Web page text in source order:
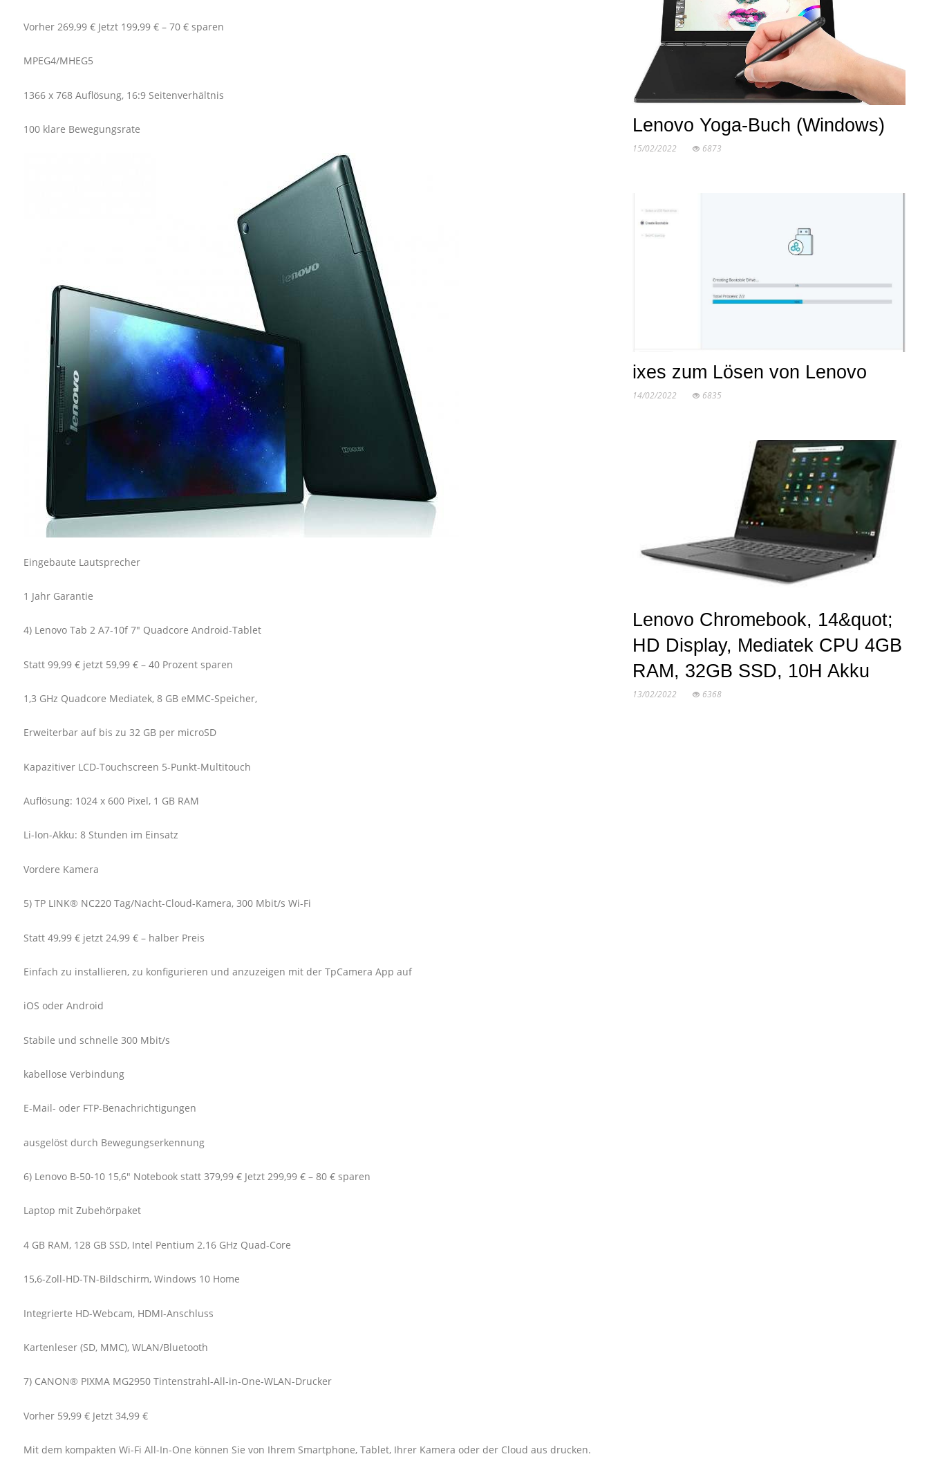
Vorher 269,99 € Jetzt 199,99 € – 70 € sparen
MPEG4/MHEG5
1366 x 768 Auflösung, 16:9 Seitenverhältnis
100 klare Bewegungsrate
Eingebaute Lautsprecher
1 Jahr Garantie
4) Lenovo Tab 2 A7-10f 7" Quadcore Android-Tablet
Statt 99,99 € jetzt 59,99 € – 40 Prozent sparen
1,3 GHz Quadcore Mediatek, 8 GB eMMC-Speicher,
Erweiterbar auf bis zu 32 GB per microSD
Kapazitiver LCD-Touchscreen 5-Punkt-Multitouch
Auflösung: 1024 x 600 Pixel, 1 GB RAM
Li-Ion-Akku: 8 Stunden im Einsatz
Vordere Kamera
5) TP LINK® NC220 Tag/Nacht-Cloud-Kamera, 300 Mbit/s Wi-Fi
Statt 49,99 € jetzt 24,99 € – halber Preis
Einfach zu installieren, zu konfigurieren und anzuzeigen mit der TpCamera App auf
iOS oder Android
Stabile und schnelle 300 Mbit/s
kabellose Verbindung
E-Mail- oder FTP-Benachrichtigungen
ausgelöst durch Bewegungserkennung
6) Lenovo B-50-10 15,6" Notebook statt 379,99 € Jetzt 299,99 € – 80 € sparen
Laptop mit Zubehörpaket
4 GB RAM, 128 GB SSD, Intel Pentium 2.16 GHz Quad-Core
15,6-Zoll-HD-TN-Bildschirm, Windows 10 Home
Integrierte HD-Webcam, HDMI-Anschluss
Kartenleser (SD, MMC), WLAN/Bluetooth
7) CANON® PIXMA MG2950 Tintenstrahl-All-in-One-WLAN-Drucker
Vorher 59,99 € Jetzt 34,99 €
Mit dem kompakten Wi-Fi All-In-One können Sie von Ihrem Smartphone, Tablet, Ihrer Kamera oder der Cloud aus drucken.
Lenovo Yoga-Buch (Windows)
15/02/2022 6873
ixes zum Lösen von Lenovo
14/02/2022 6835
Lenovo Chromebook, 14&quot;
HD Display, Mediatek CPU 4GB
RAM, 32GB SSD, 10H Akku
13/02/2022 6368